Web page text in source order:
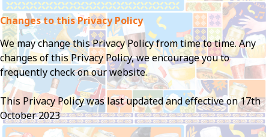
Changes to this Privacy Policy
We may change this Privacy Policy from time to time. Any
changes of this Privacy Policy, we encourage you to
frequently check on our website.
This Privacy Policy was last updated and effective on 17th
October 2023